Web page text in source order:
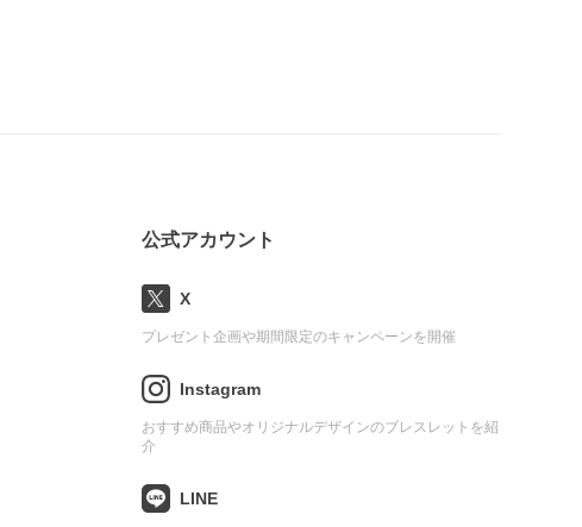
公式アカウント
X
プレゼント企画や期間限定のキャンペーンを開催
Instagram
おすすめ商品やオリジナルデザインのブレスレットを紹
介
LINE